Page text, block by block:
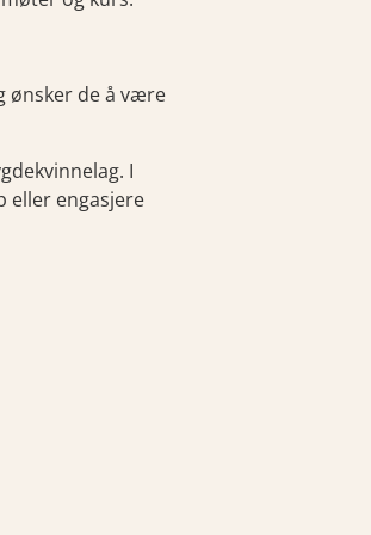
ønsker de å være
I
eller engasjere